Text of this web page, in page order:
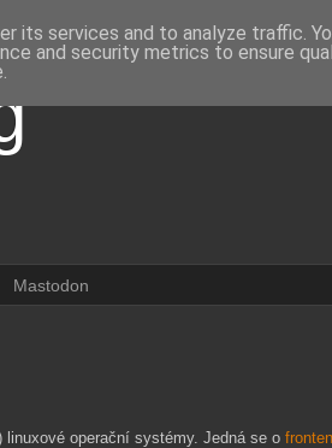
Mastodon
linuxové operační systémy. Jedná se o
its services and to analyze traffic.
and security metrics to ensure